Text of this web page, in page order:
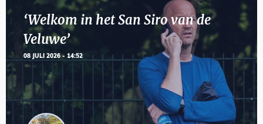
‘Welkom in het San Siro van de
Veluwe’
08 JULI 2026 - 14:52